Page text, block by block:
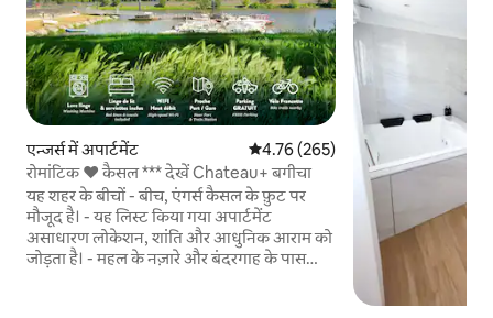
एन्जर्स में अपार्टमेंट औसत रेटिंग 5 में से 4.76, 265 समीक्षाएँ
4.76 (265)
रोमांटिक ❤️ कैसल *** देखें Chateau+ बगीचा
यह शहर के बीचों - बीच, एंगर्स कैसल के फ़ुट पर
मौजूद है। - यह लिस्ट किया गया अपार्टमेंट
असाधारण लोकेशन, शांति और आधुनिक आराम को
जोड़ता है। - महल के नज़ारे और बंदरगाह के पास